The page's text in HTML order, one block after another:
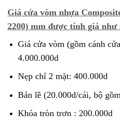
Giá cửa vòm nhựa
2200) mm được tính giá như
Giá cửa vòm (gồm cánh
4.000.000d
Nẹp chỉ 2 mặt: 400.000d
Bản lề (20.000d/cái, bộ
Khóa tròn trơn : 200.000d